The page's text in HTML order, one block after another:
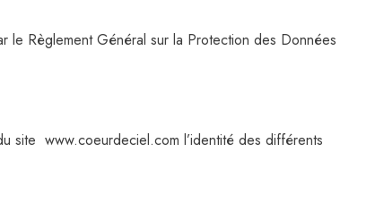
le Règlement Général sur la Protection des Données
site www.coeurdeciel.com l’identité des différents